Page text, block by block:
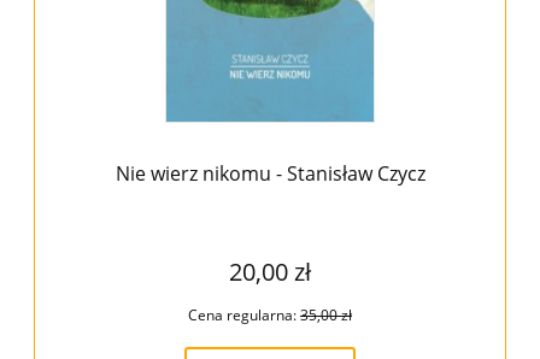
Nie wierz nikomu - Stanisław Czycz
20,00 zł
Cena regularna:35,00 zł